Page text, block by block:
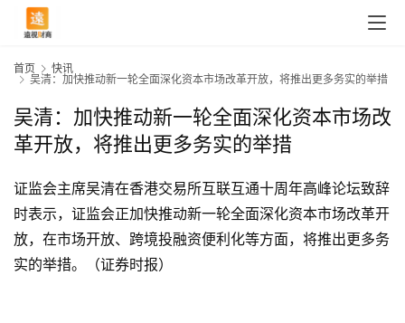
首页
快讯
吴清：加快推动新一轮全面深化资本市场改革开放，将推出更多务实的举措
吴清：加快推动新一轮全面深化资本市场改
革开放，将推出更多务实的举措
证监会主席吴清在香港交易所互联互通十周年高峰论坛致辞
时表示，证监会正加快推动新一轮全面深化资本市场改革开
放，在市场开放、跨境投融资便利化等方面，将推出更多务
实的举措。（证券时报）